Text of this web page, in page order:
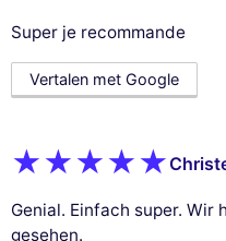
Super je recommande
Vertalen met Google
Genial. Einfach super. Wir
gesehen.